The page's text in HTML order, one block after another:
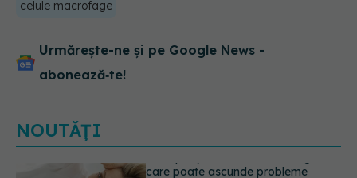
celule macrofage
Urmărește-ne și pe Google News -
abonează‑te!
NOUTĂȚI